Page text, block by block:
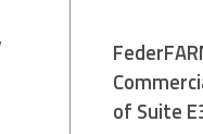
of Suite